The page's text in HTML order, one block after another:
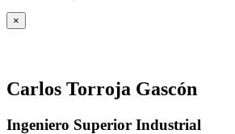
×
Carlos Torroja Gascón
Ingeniero Superior Industrial